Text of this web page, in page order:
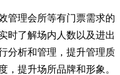
管理会所等有门票需求的
时了解场内人数以及进出
分析和管理，提升管理质
，提升场所品牌和形象。